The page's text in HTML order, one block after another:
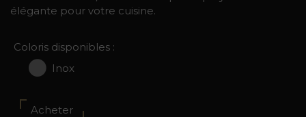
élégante pour votre cuisine.
Coloris disponibles :
Inox
Acheter